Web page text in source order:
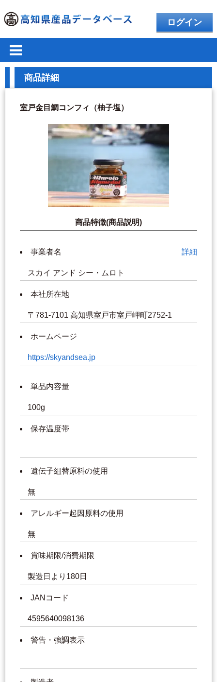
ログイン
商品詳細
室戸金目鯛コンフィ（柚子塩）
商品特徴(商品説明)
事業者名 詳細
スカイ アンド シー・ムロト
本社所在地
〒781-7101 高知県室戸市室戸岬町2752-1
ホームページ
https://skyandsea.jp
単品内容量
100g
保存温度帯
遺伝子組替原料の使用
無
アレルギー起因原料の使用
無
賞味期限/消費期限
製造日より180日
JANコード
4595640098136
警告・強調表示